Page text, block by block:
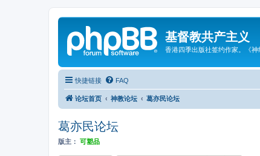
基督教共产主义
香港四季出版社签约作家。《神
快捷链接 FAQ
论坛首页 神教论坛 葛亦民论坛
葛亦民论坛
版主： 可塑品